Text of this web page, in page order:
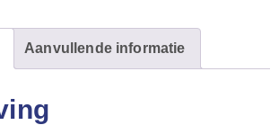
Aanvullende informatie